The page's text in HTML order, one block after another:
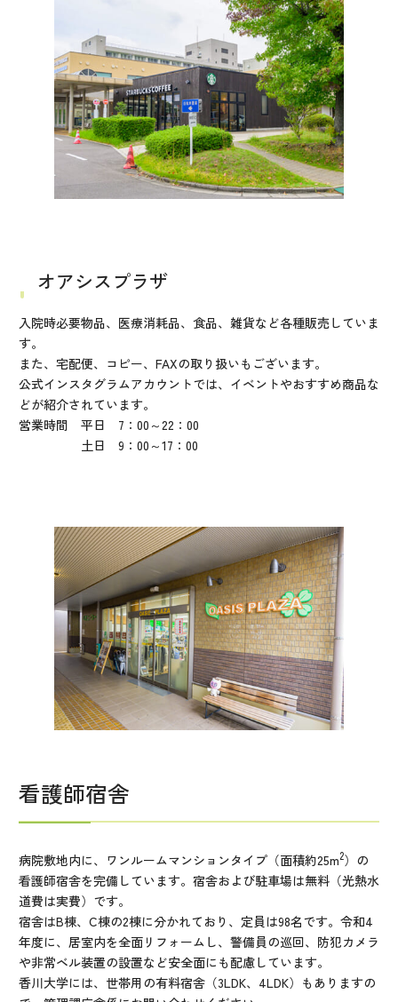
オアシスプラザ
入院時必要物品、医療消耗品、食品、雑貨など各種販売していま
す。
また、宅配便、コピー、FAXの取り扱いもございます。
公式インスタグラムアカウントでは、イベントやおすすめ商品な
どが紹介されています。
営業時間 平日 7：00～22：00
土日 9：00～17：00
看護師宿舎
病院敷地内に、ワンルームマンションタイプ（面積約25m2）の
看護師宿舎を完備しています。宿舎および駐車場は無料（光熱水
道費は実費）です。
宿舎はB棟、C棟の2棟に分かれており、定員は98名です。令和4
年度に、居室内を全面リフォームし、警備員の巡回、防犯カメラ
や非常ベル装置の設置など安全面にも配慮しています。
香川大学には、世帯用の有料宿舎（3LDK、4LDK）もありますの